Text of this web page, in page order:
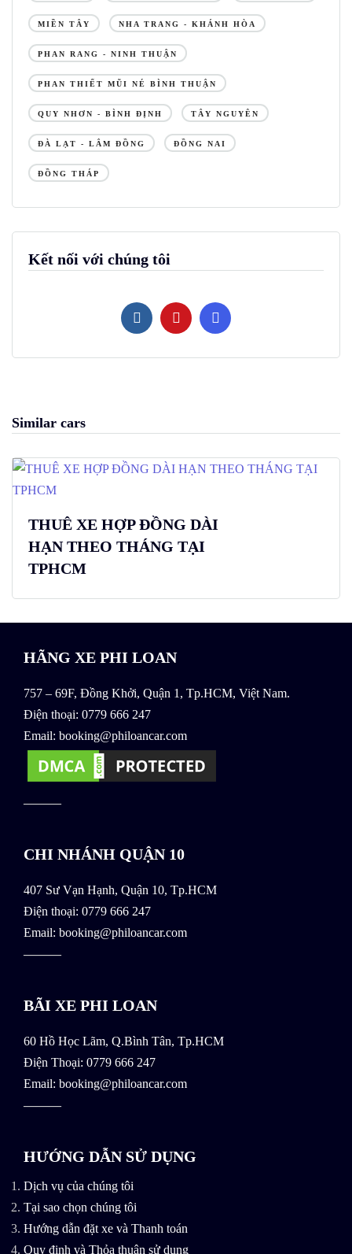
MIỀN TÂY NHA TRANG - KHÁNH HÒA
PHAN RANG - NINH THUẬN
PHAN THIẾT MŨI NÉ BÌNH THUẬN
QUY NHƠN - BÌNH ĐỊNH TÂY NGUYÊN
ĐÀ LẠT - LÂM ĐỒNG ĐỒNG NAI
ĐỒNG THÁP
Kết nối với chúng tôi
Similar cars
THUÊ XE HỢP ĐỒNG DÀI
HẠN THEO THÁNG TẠI
TPHCM
HÃNG XE PHI LOAN
757 – 69F, Đồng Khởi, Quận 1, Tp.HCM, Việt Nam.
Điện thoại: 0779 666 247
Email: booking@philoancar.com
———
CHI NHÁNH QUẬN 10
407 Sư Vạn Hạnh, Quận 10, Tp.HCM
Điện thoại: 0779 666 247
Email: booking@philoancar.com
———
BÃI XE PHI LOAN
60 Hồ Học Lãm, Q.Bình Tân, Tp.HCM
Điện Thoại: 0779 666 247
Email: booking@philoancar.com
———
HƯỚNG DẪN SỬ DỤNG
Dịch vụ của chúng tôi
Tại sao chọn chúng tôi
Hướng dẫn đặt xe và Thanh toán
Quy định và Thỏa thuận sử dụng